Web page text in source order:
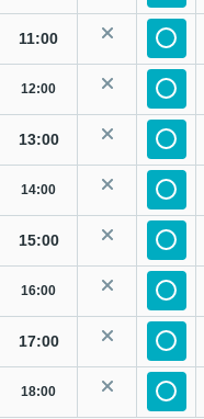
11:00
12:00
13:00
14:00
15:00
16:00
17:00
18:00